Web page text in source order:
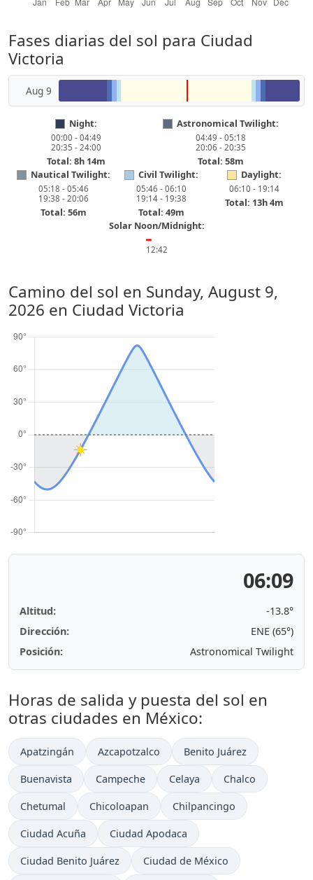
Fases diarias del sol para Ciudad
Victoria
Aug 9
Night:
00:00 - 04:49
20:35 - 24:00
Total: 8h 14m
Astronomical Twilight:
04:49 - 05:18
20:06 - 20:35
Total: 58m
Nautical Twilight:
05:18 - 05:46
19:38 - 20:06
Total: 56m
Civil Twilight:
05:46 - 06:10
19:14 - 19:38
Total: 49m
Daylight:
06:10 - 19:14
Total: 13h 4m
Solar Noon/Midnight:
━
12:42
Camino del sol en Sunday, August 9,
2026 en Ciudad Victoria
06:09
Altitud:
-13.8°
Dirección:
ENE (65°)
Posición:
Astronomical Twilight
Horas de salida y puesta del sol en
otras ciudades en México:
Apatzingán Azcapotzalco Benito Juárez
Buenavista Campeche Celaya Chalco
Chetumal Chicoloapan Chilpancingo
Ciudad Acuña Ciudad Apodaca
Ciudad Benito Juárez Ciudad de México